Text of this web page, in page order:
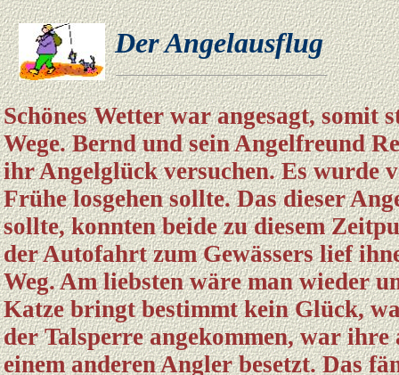
Der Angelausflug
Schönes Wetter war angesagt, somit
Wege. Bernd und sein Angelfreund
ihr Angelglück versuchen. Es wurde
Frühe losgehen sollte. Das dieser
sollte, konnten beide zu diesem
der Autofahrt zum Gewässers lief
Weg. Am liebsten wäre man wieder
Katze bringt bestimmt kein Glück,
der Talsperre angekommen, war
einem anderen Angler besetzt. Das